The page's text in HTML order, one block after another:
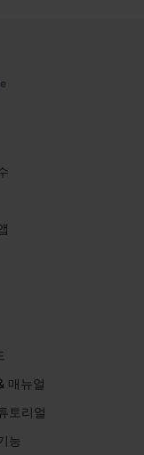
매뉴얼
토리얼
능